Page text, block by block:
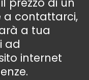
prezzo di un
a contattarci,
a tua
ad
internet